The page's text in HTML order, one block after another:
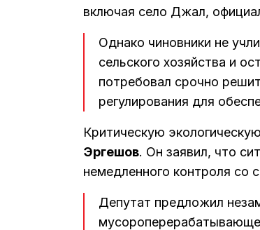
включая село Джал,
Однако чиновники не
сельского хозяйства и
потребовал срочно
регулирования для
Критическую
Эргешов. Он заявил, что
немедленного контроля со
Депутат предложил